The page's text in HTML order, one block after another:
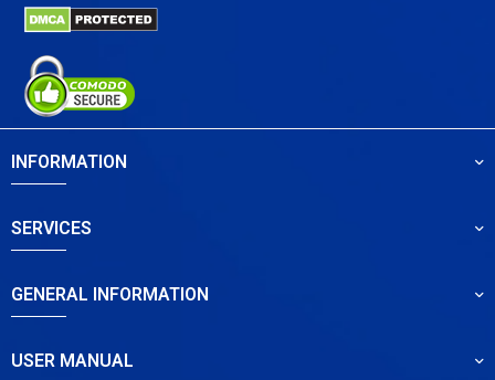
INFORMATION
SERVICES
GENERAL INFORMATION
USER MANUAL